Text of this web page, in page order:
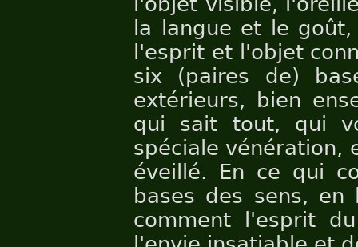
la langue et le
l'esprit et l'objet
six (paires de)
extérieurs, bien
qui sait tout, qui
spéciale vénération,
éveillé. En ce qui
bases des sens,
comment l'esprit